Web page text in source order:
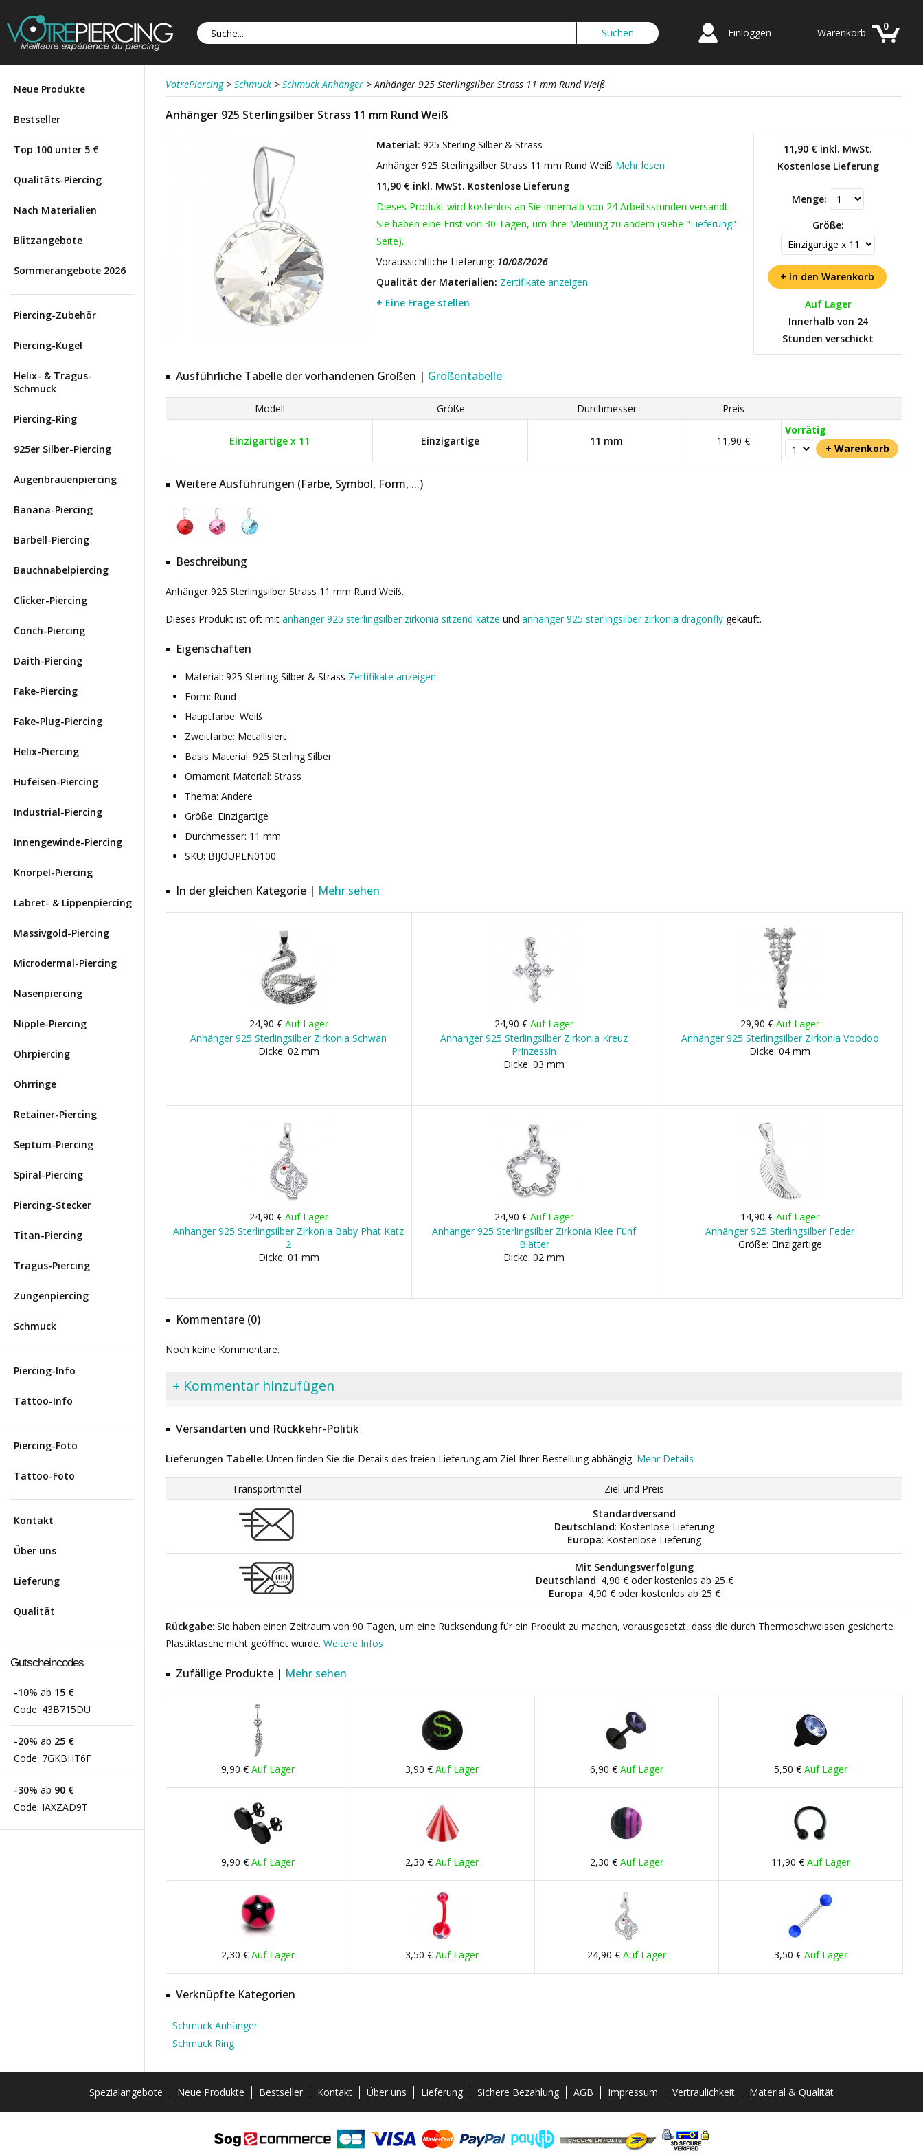
Einloggen
0
Warenkorb
Neue Produkte
Bestseller
Top 100 unter 5 €
Qualitäts-Piercing
Nach Materialien
Blitzangebote
Sommerangebote 2026
Piercing-Zubehör
Piercing-Kugel
Helix- & Tragus-
Schmuck
Piercing-Ring
925er Silber-Piercing
Augenbrauenpiercing
Banana-Piercing
Barbell-Piercing
Bauchnabelpiercing
Clicker-Piercing
Conch-Piercing
Daith-Piercing
Fake-Piercing
Fake-Plug-Piercing
Helix-Piercing
Hufeisen-Piercing
Industrial-Piercing
Innengewinde-Piercing
Knorpel-Piercing
Labret- & Lippenpiercing
Massivgold-Piercing
Microdermal-Piercing
Nasenpiercing
Nipple-Piercing
Ohrpiercing
Ohrringe
Retainer-Piercing
Septum-Piercing
Spiral-Piercing
Piercing-Stecker
Titan-Piercing
Tragus-Piercing
Zungenpiercing
Schmuck
Piercing-Info
Tattoo-Info
Piercing-Foto
Tattoo-Foto
Kontakt
Über uns
Lieferung
Qualität
Gutscheincodes
-10% ab 15 €
Code: 43B715DU
-20% ab 25 €
Code: 7GKBHT6F
-30% ab 90 €
Code: IAXZAD9T
VotrePiercing > Schmuck > Schmuck Anhänger > Anhänger 925 Sterlingsilber Strass 11 mm Rund Weiß
Anhänger 925 Sterlingsilber Strass 11 mm Rund Weiß
11,90 € inkl. MwSt.
Kostenlose Lieferung
Menge:
Größe:
Auf Lager
Innerhalb von 24
Stunden verschickt
Material: 925 Sterling Silber & Strass
Anhänger 925 Sterlingsilber Strass 11 mm Rund Weiß Mehr lesen
11,90 € inkl. MwSt. Kostenlose Lieferung
Dieses Produkt wird kostenlos an Sie innerhalb von 24 Arbeitsstunden versandt.
Sie haben eine Frist von 30 Tagen, um Ihre Meinung zu ändern (siehe "Lieferung"-
Seite).
Voraussichtliche Lieferung: 10/08/2026
Qualität der Materialien: Zertifikate anzeigen
+ Eine Frage stellen
Ausführliche Tabelle der vorhandenen Größen | Größentabelle
Modell Größe Durchmesser Preis
Einzigartige x 11 Einzigartige 11 mm 11,90 €
Vorrätig
Weitere Ausführungen (Farbe, Symbol, Form, ...)
Beschreibung
Anhänger 925 Sterlingsilber Strass 11 mm Rund Weiß.
Dieses Produkt ist oft mit anhänger 925 sterlingsilber zirkonia sitzend katze und anhänger 925 sterlingsilber zirkonia dragonfly gekauft.
Eigenschaften
Material: 925 Sterling Silber & Strass Zertifikate anzeigen
Form: Rund
Hauptfarbe: Weiß
Zweitfarbe: Metallisiert
Basis Material: 925 Sterling Silber
Ornament Material: Strass
Thema: Andere
Größe: Einzigartige
Durchmesser: 11 mm
SKU: BIJOUPEN0100
In der gleichen Kategorie | Mehr sehen
24,90 € Auf Lager
Anhänger 925 Sterlingsilber Zirkonia Schwan
Dicke: 02 mm
24,90 €Auf Lager
Anhänger 925 Sterlingsilber Zirkonia Kreuz
Prinzessin
Dicke: 03 mm
29,90 €Auf Lager
Anhänger 925 Sterlingsilber Zirkonia Voodoo
Dicke: 04 mm
24,90 € Auf Lager
Anhänger 925 Sterlingsilber Zirkonia Baby Phat Katz
2
Dicke: 01 mm
24,90 €Auf Lager
Anhänger 925 Sterlingsilber Zirkonia Klee Fünf
Blätter
Dicke: 02 mm
14,90 €Auf Lager
Anhänger 925 Sterlingsilber Feder
Größe: Einzigartige
Kommentare (0)
Noch keine Kommentare.
+ Kommentar hinzufügen
Versandarten und Rückkehr-Politik
Lieferungen Tabelle: Unten finden Sie die Details des freien Lieferung am Ziel Ihrer Bestellung abhängig. Mehr Details
Transportmittel
Ziel und Preis
Standardversand
Deutschland: Kostenlose Lieferung
Europa: Kostenlose Lieferung
Mit Sendungsverfolgung
Deutschland: 4,90 € oder kostenlos ab 25 €
Europa: 4,90 € oder kostenlos ab 25 €
Rückgabe: Sie haben einen Zeitraum von 90 Tagen, um eine Rücksendung für ein Produkt zu machen, vorausgesetzt, dass die durch Thermoschweissen gesicherte
Plastiktasche nicht geöffnet wurde. Weitere Infos
Zufällige Produkte | Mehr sehen
9,90 €Auf Lager 3,90 €Auf Lager 6,90 € Auf Lager 5,50 € Auf Lager
9,90 €Auf Lager 2,30 €Auf Lager 2,30 € Auf Lager 11,90 € Auf Lager
2,30 €Auf Lager 3,50 €Auf Lager 24,90 € Auf Lager 3,50 € Auf Lager
Verknüpfte Kategorien
Schmuck Anhänger
Schmuck Ring
Spezialangebote Neue Produkte Bestseller Kontakt Über uns Lieferung Sichere Bezahlung AGB Impressum Vertraulichkeit Material & Qualität